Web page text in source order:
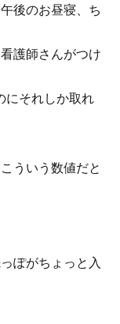
後のお昼寝、ち
護師さんがつけ
にそれしか取れ
ういう数値だと
ぽがちょっと入